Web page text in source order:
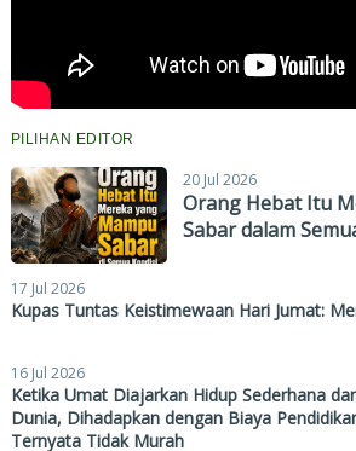
PILIHAN EDITOR
20 Jul 2026
Orang Hebat Itu
Sabar dalam
17 Jul 2026
Kupas Tuntas Keistimewaan Hari Jumat:
16 Jul 2026
Ketika Umat Diajarkan Hidup Sederhana
Dunia, Dihadapkan dengan Biaya
Ternyata Tidak Murah